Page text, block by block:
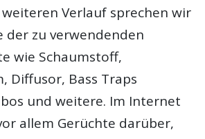
Verlauf sprechen wir
der zu verwendenden
wie Schaumstoff,
Diffusor, Bass Traps
und weitere. Im Internet
allem Gerüchte darüber,